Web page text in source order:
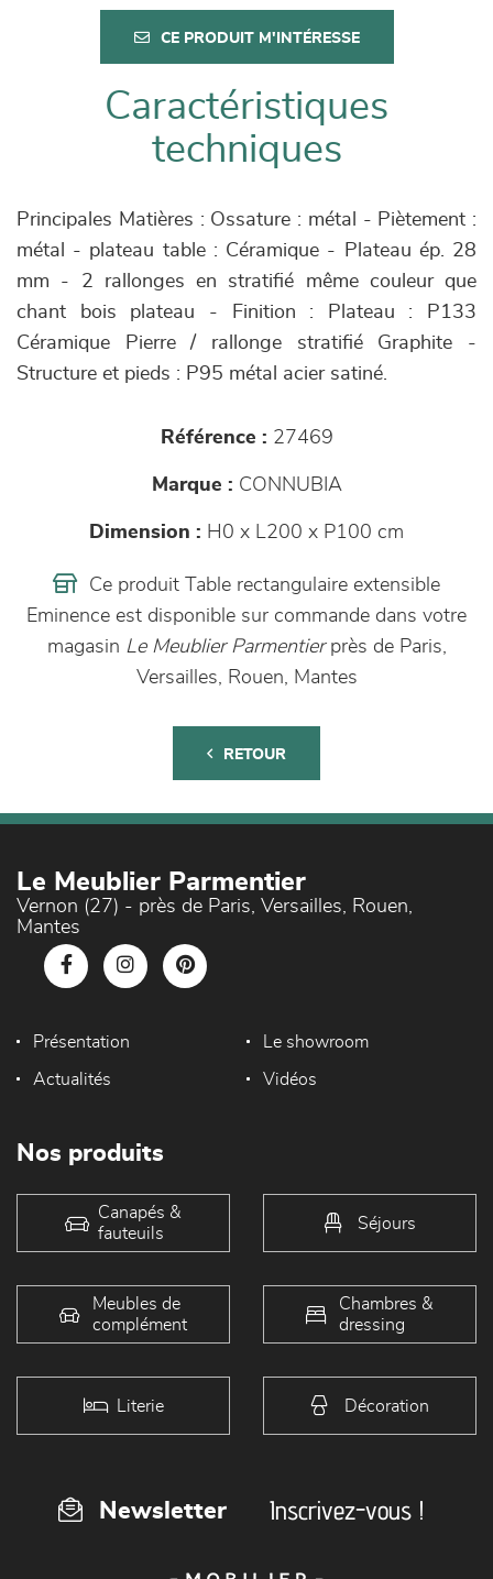
CE PRODUIT M'INTÉRESSE
Caractéristiques
techniques
Principales Matières : Ossature : métal - Piètement :
métal - plateau table : Céramique - Plateau ép. 28
mm - 2 rallonges en stratifié même couleur que
chant bois plateau - Finition : Plateau : P133
Céramique Pierre / rallonge stratifié Graphite -
Structure et pieds : P95 métal acier satiné.
Référence : 27469
Marque : CONNUBIA
Dimension : H0 x L200 x P100 cm
Ce produit Table rectangulaire extensible
Eminence est disponible sur commande dans votre
magasin Le Meublier Parmentierprès de Paris,
Versailles, Rouen, Mantes
RETOUR
Le Meublier Parmentier
Vernon (27) - près de Paris, Versailles, Rouen,
Mantes
Présentation Le showroom
Actualités Vidéos
Nos produits
Canapés &
fauteuils
Séjours
Meubles de
complément
Chambres &
dressing
Literie Décoration
Newsletter Inscrivez-vous !